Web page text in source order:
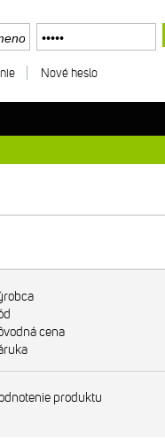
cena
produktu
Nové heslo